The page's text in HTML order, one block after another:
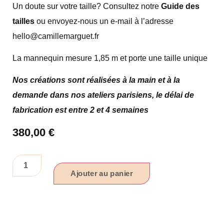
Un doute sur votre taille? Consultez notre Guide des
tailles ou envoyez-nous un e-mail à l’adresse
hello@camillemarguet.fr
La mannequin mesure 1,85 m et porte une taille unique
Nos créations sont réalisées à la main et à la
demande dans nos ateliers parisiens, le délai de
fabrication est entre 2 et 4 semaines
380,00 €
Ajouter au panier